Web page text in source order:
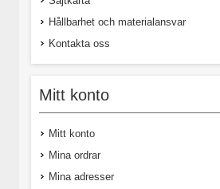
Hållbarhet och materialansvar
Kontakta oss
Mitt konto
Mitt konto
Mina ordrar
Mina adresser